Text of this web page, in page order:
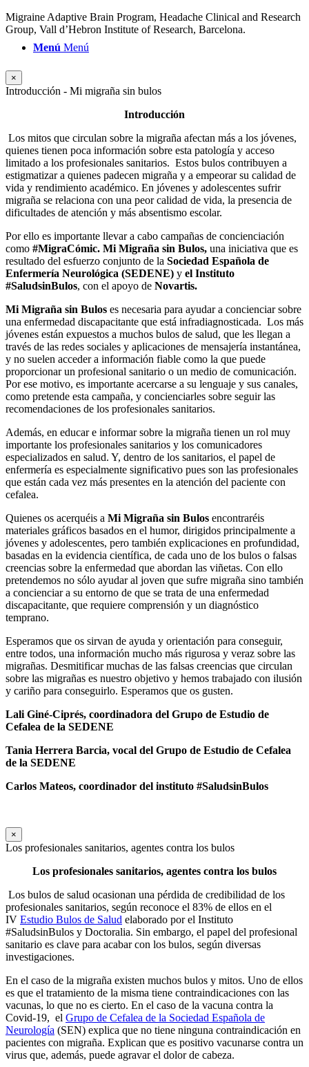
Menú Menú
Migraine Adaptive Brain Program, Headache Clinical and Research
Group, Vall d’Hebron Institute of Research, Barcelona.
×
Introducción - Mi migraña sin bulos
Introducción
Los mitos que circulan sobre la migraña afectan más a los jóvenes,
quienes tienen poca información sobre esta patología y acceso
limitado a los profesionales sanitarios. Estos bulos contribuyen a
estigmatizar a quienes padecen migraña y a empeorar su calidad de
vida y rendimiento académico. En jóvenes y adolescentes sufrir
migraña se relaciona con una peor calidad de vida, la presencia de
dificultades de atención y más absentismo escolar.
Por ello es importante llevar a cabo campañas de concienciación
como #MigraCómic. Mi Migraña sin Bulos, una iniciativa que es
resultado del esfuerzo conjunto de la Sociedad Española de
Enfermería Neurológica (SEDENE) y el Instituto
#SaludsinBulos, con el apoyo de Novartis.
Mi Migraña sin Bulos es necesaria para ayudar a concienciar sobre
una enfermedad discapacitante que está infradiagnosticada. Los más
jóvenes están expuestos a muchos bulos de salud, que les llegan a
través de las redes sociales y aplicaciones de mensajería instantánea,
y no suelen acceder a información fiable como la que puede
proporcionar un profesional sanitario o un medio de comunicación.
Por ese motivo, es importante acercarse a su lenguaje y sus canales,
como pretende esta campaña, y concienciarles sobre seguir las
recomendaciones de los profesionales sanitarios.
Además, en educar e informar sobre la migraña tienen un rol muy
importante los profesionales sanitarios y los comunicadores
especializados en salud. Y, dentro de los sanitarios, el papel de
enfermería es especialmente significativo pues son las profesionales
que están cada vez más presentes en la atención del paciente con
cefalea.
Quienes os acerquéis a Mi Migraña sin Bulos encontraréis
materiales gráficos basados en el humor, dirigidos principalmente a
jóvenes y adolescentes, pero también explicaciones en profundidad,
basadas en la evidencia científica, de cada uno de los bulos o falsas
creencias sobre la enfermedad que abordan las viñetas. Con ello
pretendemos no sólo ayudar al joven que sufre migraña sino también
a concienciar a su entorno de que se trata de una enfermedad
discapacitante, que requiere comprensión y un diagnóstico
temprano.
Esperamos que os sirvan de ayuda y orientación para conseguir,
entre todos, una información mucho más rigurosa y veraz sobre las
migrañas. Desmitificar muchas de las falsas creencias que circulan
sobre las migrañas es nuestro objetivo y hemos trabajado con ilusión
y cariño para conseguirlo. Esperamos que os gusten.
Lali Giné-Ciprés, coordinadora del Grupo de Estudio de
Cefalea de la SEDENE
Tania Herrera Barcia, vocal del Grupo de Estudio de Cefalea
de la SEDENE
Carlos Mateos, coordinador del instituto #SaludsinBulos
×
Los profesionales sanitarios, agentes contra los bulos
Los profesionales sanitarios, agentes contra los bulos
Los bulos de salud ocasionan una pérdida de credibilidad de los
profesionales sanitarios, según reconoce el 83% de ellos en el
IV Estudio Bulos de Salud elaborado por el Instituto
#SaludsinBulos y Doctoralia. Sin embargo, el papel del profesional
sanitario es clave para acabar con los bulos, según diversas
investigaciones.
En el caso de la migraña existen muchos bulos y mitos. Uno de ellos
es que el tratamiento de la misma tiene contraindicaciones con las
vacunas, lo que no es cierto. En el caso de la vacuna contra la
Covid-19, el Grupo de Cefalea de la Sociedad Española de
Neurología (SEN) explica que no tiene ninguna contraindicación en
pacientes con migraña. Explican que es positivo vacunarse contra un
virus que, además, puede agravar el dolor de cabeza.